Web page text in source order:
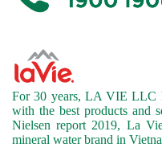
For 30 years, LA VIE LLC
with the best products and
Nielsen report 2019, La
mineral water brand in